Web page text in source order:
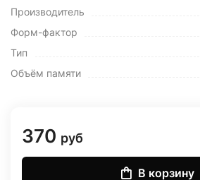
Производитель
Форм-фактор
Тип
Объём памяти
370 руб
В корзину